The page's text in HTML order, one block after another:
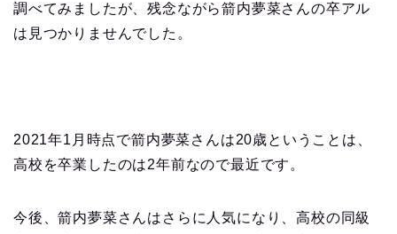
調べてみましたが、残念ながら箭内夢菜さんの卒アル
は見つかりませんでした。
2021年1月時点で箭内夢菜さんは20歳ということは、
高校を卒業したのは2年前なので最近です。
今後、箭内夢菜さんはさらに人気になり、高校の同級